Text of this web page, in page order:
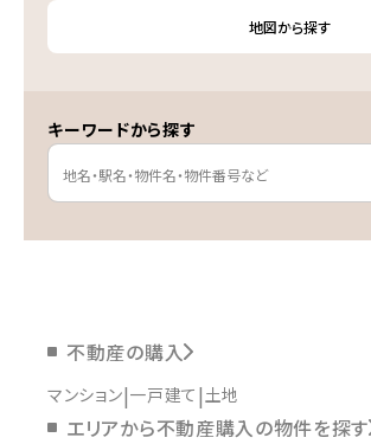
地図から探す
キーワードから探す
不動産の購入
マンション 一戸建て 土地
エリアから不動産購入の物件を探す